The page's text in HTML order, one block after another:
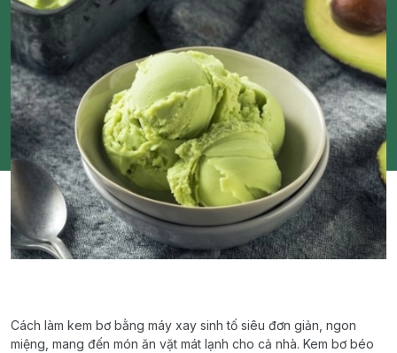
Cách làm kem bơ bằng máy xay sinh tố siêu đơn giản, ngon
miệng, mang đến món ăn vặt mát lạnh cho cả nhà. Kem bơ béo